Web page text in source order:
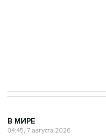
В МИРЕ
04:45, 7 августа 2026